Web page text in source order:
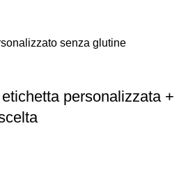
personalizzata +